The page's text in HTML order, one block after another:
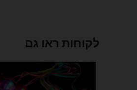
לקוחות ראו גם